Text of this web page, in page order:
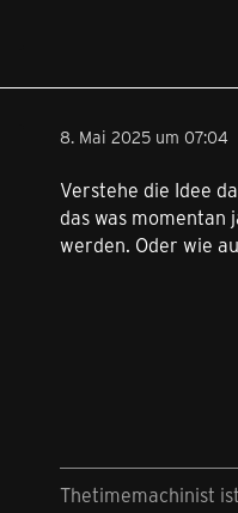
8. Mai 2025 um 07:04
Verstehe die Idee
daswas momentan
werden. Oder wie
Thetimemachinist